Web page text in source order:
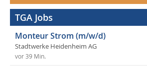
TGA Jobs
Monteur Strom (m/w/d)
Stadtwerke Heidenheim AG
vor 39 Min.